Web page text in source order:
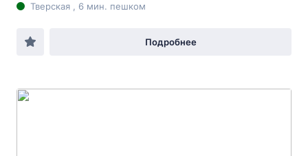
Тверская , 6 мин. пешком
Подробнее